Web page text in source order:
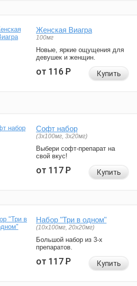
Женская Виагра
100мг
Новые, яркие ощущения для
девушек и женщин.
от 116Р Купить
Софт набор
(3x100мг, 3x20мг)
Выбери софт-препарат на
свой вкус!
от 117Р Купить
Набор "Три в одном"
(10x100мг, 20x20мг)
Большой набор из 3-х
препаратов.
от 117Р Купить